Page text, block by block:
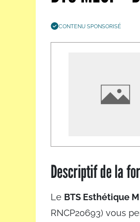
CONTENU SPONSORISÉ
Descriptif de la
Le BTS Esthétique
RNCP20693) vous